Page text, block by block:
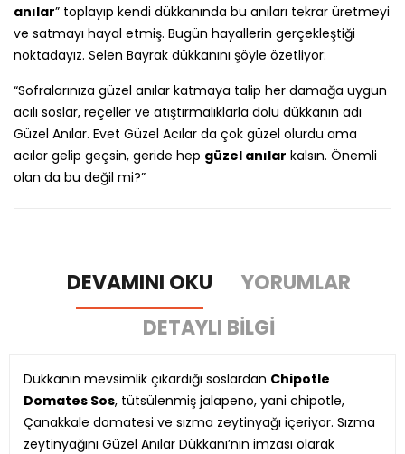
anılar” toplayıp kendi dükkanında bu anıları tekrar üretmeyi
ve satmayı hayal etmiş. Bugün hayallerin gerçekleştiği
noktadayız. Selen Bayrak dükkanını şöyle özetliyor:
“Sofralarınıza güzel anılar katmaya talip her damağa uygun
acılı soslar, reçeller ve atıştırmalıklarla dolu dükkanın adı
Güzel Anılar. Evet Güzel Acılar da çok güzel olurdu ama
acılar gelip geçsin, geride hep güzel anılar kalsın. Önemli
olan da bu değil mi?”
DEVAMINI OKU
YORUMLAR
DETAYLI BILGI
Dükkanın mevsimlik çıkardığı soslardan Chipotle
Domates Sos, tütsülenmiş jalapeno, yani chipotle,
Çanakkale domatesi ve sızma zeytinyağı içeriyor. Sızma
zeytinyağını Güzel Anılar Dükkanı’nın imzası olarak